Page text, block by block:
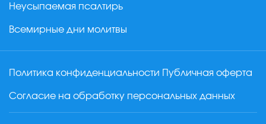
Неусыпаемая псалтирь
Всемирные дни молитвы
Политика конфиденциальности Публичная оферта
Согласие на обработку персональных данных